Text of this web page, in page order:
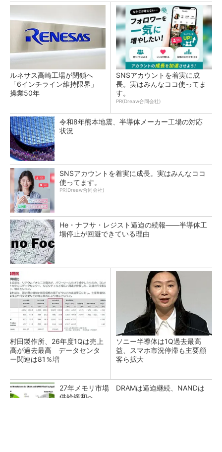
ルネサス高崎工場が閉鎖へ
「6インチライン維持限界」
操業50年
SNSアカウントを着実に成
長。実はみんなココ使ってま
す。
PR(Dreaw合同会社)
令和8年熊本地震、半導体メーカー工場の対応
状況
SNSアカウントを着実に成長。実はみんなココ
使ってます。
PR(Dreaw合同会社)
He・ナフサ・レジスト逼迫の続報――半導体工
場停止が回避できている理由
村田製作所、26年度1Qは売上
高が過去最高 データセンタ
ー関連は81％増
ソニー半導体は1Q過去最高
益、スマホ市況停滞も主要顧
客ら拡大
27年メモリ市場 DRAMは逼迫継続、NANDは
供給緩和へ